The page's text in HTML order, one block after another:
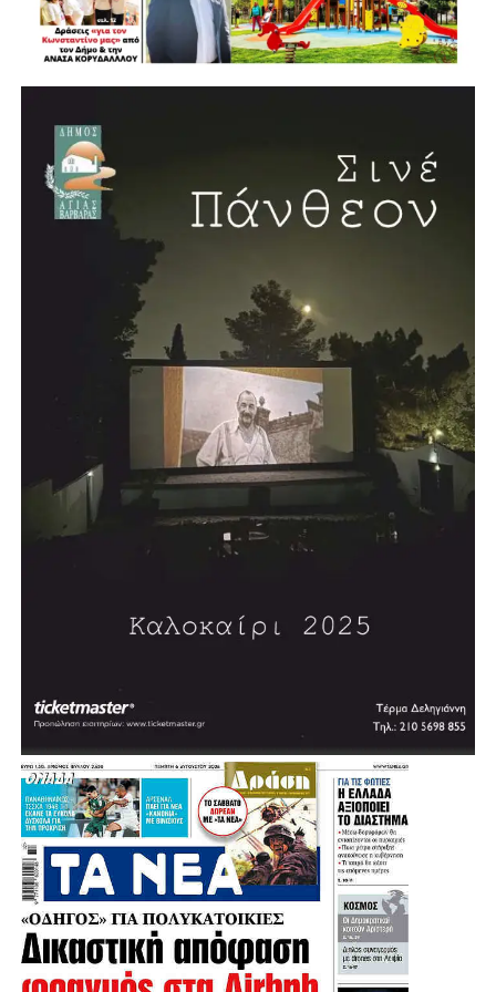
ΔΙΚΕΠΑΖ, Γρηγόρη Γουρδομιχάλη, εργαζόμενοι και
εθελοντές βρίσκονται παρόντες όπου υπάρχει ανάγκη,
πολλές φορές ακόμη και εκτός του προβλεπόμενου
ωραρίου τους. Ο κ. Γουρδομιχάλης ευχαρίστησε δημόσια
υπογράμμισε ότι οι προσπάθειες θα συνεχιστούν σε
συνεργασία με τους δήμους.
Η ανάρτηση του ΔΙΚΕΠΑΖ
«Το ΔΙΚΕΠΑΖ στην κόλαση του Πόρτο Γερμενού» Σε μία
ΔΙΚΕΠΑΖ, προκειμένου να βοηθήσουν εγκλωβισμένα και
κοντινή απόσταση από τις φλόγες, για να προσεγγίσουν
τον παραλιακό οικισμό του Πόρτο Γερμενού, ο οποίος έχει
εκκενωθεί από όλους τους κατοίκους του, όπως και η
γειτονική Ψάθα, καθώς η φωτιά έχει γιγαντωθεί και έχει
λάβει τα χαρακτηριστικά μεγαπυρκαγιάς.
Αδέσποτες γάτες και σκύλοι είχαν καταφύγει στα βράχια
της παραλίας για να αποφύγουν τον κίνδυνο,
αναγκάζοντας τους διασώστες του ΔΙΚΕΠΑΖ σε
περίτεχνους και δύσκολους χειρισμούς για να μπορέσουν
να τα προσεγγίσουν. Ειδικά για τον τραυματισμένο σκύλο